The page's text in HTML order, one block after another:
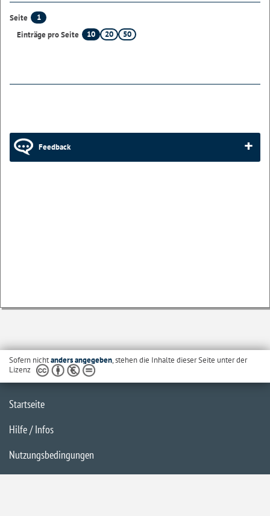
Seite
1
Einträge pro Seite
10 20 50
Feedback
Sofern nichtanders angegeben, stehen die Inhalte dieser Seite unter der
Lizenz
Startseite
Hilfe / Infos
Nutzungsbedingungen